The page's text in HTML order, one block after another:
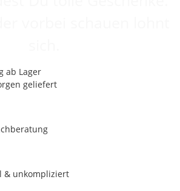
ab Lager
geliefert
& unkompliziert